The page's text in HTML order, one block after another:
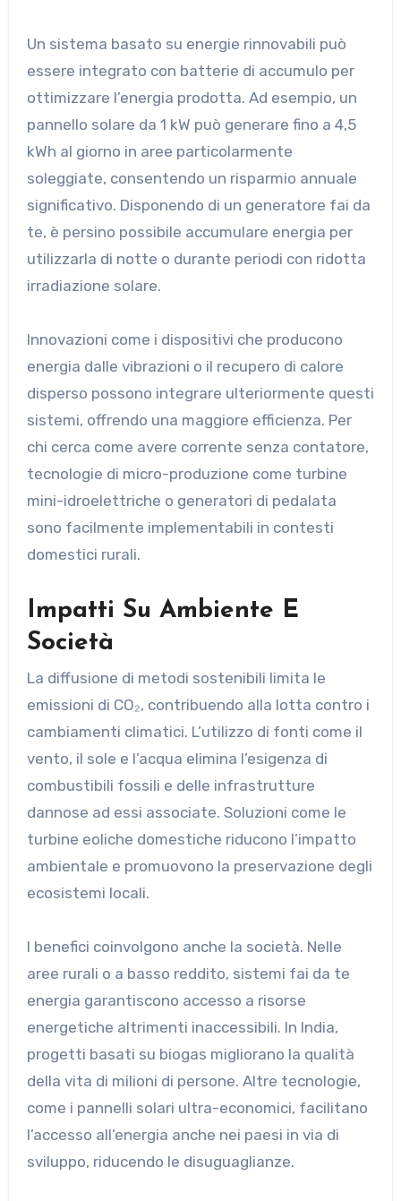
Un sistema basato su energie rinnovabili può
essere integrato con batterie di accumulo per
ottimizzare l’energia prodotta. Ad esempio, un
pannello solare da 1 kW può generare fino a 4,5
kWh al giorno in aree particolarmente
soleggiate, consentendo un risparmio annuale
significativo. Disponendo di un generatore fai da
te, è persino possibile accumulare energia per
utilizzarla di notte o durante periodi con ridotta
irradiazione solare.
Innovazioni come i dispositivi che producono
energia dalle vibrazioni o il recupero di calore
disperso possono integrare ulteriormente questi
sistemi, offrendo una maggiore efficienza. Per
chi cerca come avere corrente senza contatore,
tecnologie di micro-produzione come turbine
mini-idroelettriche o generatori di pedalata
sono facilmente implementabili in contesti
domestici rurali.
Impatti Su Ambiente E
Società
La diffusione di metodi sostenibili limita le
emissioni di CO₂, contribuendo alla lotta contro i
cambiamenti climatici. L’utilizzo di fonti come il
vento, il sole e l’acqua elimina l’esigenza di
combustibili fossili e delle infrastrutture
dannose ad essi associate. Soluzioni come le
turbine eoliche domestiche riducono l’impatto
ambientale e promuovono la preservazione degli
ecosistemi locali.
I benefici coinvolgono anche la società. Nelle
aree rurali o a basso reddito, sistemi fai da te
energia garantiscono accesso a risorse
energetiche altrimenti inaccessibili. In India,
progetti basati su biogas migliorano la qualità
della vita di milioni di persone. Altre tecnologie,
come i pannelli solari ultra-economici, facilitano
l’accesso all’energia anche nei paesi in via di
sviluppo, riducendo le disuguaglianze.